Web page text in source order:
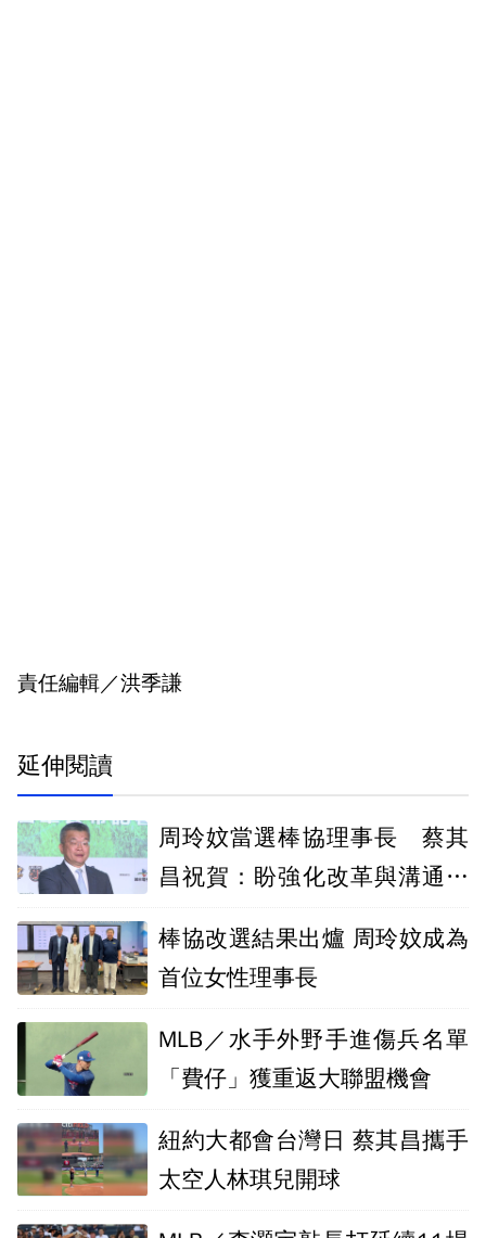
責任編輯／洪季謙
延伸閱讀
周玲妏當選棒協理事長 蔡其
昌祝賀：盼強化改革與溝通合
棒協改選結果出爐 周玲妏成為
首位女性理事長
MLB／水手外野手進傷兵名單
「費仔」獲重返大聯盟機會
紐約大都會台灣日 蔡其昌攜手
太空人林琪兒開球